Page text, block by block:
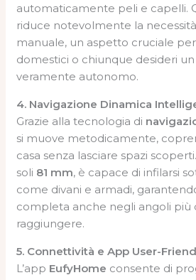
automaticamente peli e capelli.
riduce notevolmente la
manuale, un aspetto cruciale
domestici o chiunque desideri un
veramente autonomo.
4. Navigazione Dinamica
Grazie alla tecnologia di
si muove metodicamente,
casa senza lasciare spazi
soli 81 mm, è capace di infilarsi
come divani e armadi,
completa anche negli angoli più
raggiungere.
5. Connettività e App User-
L’app EufyHome consente di